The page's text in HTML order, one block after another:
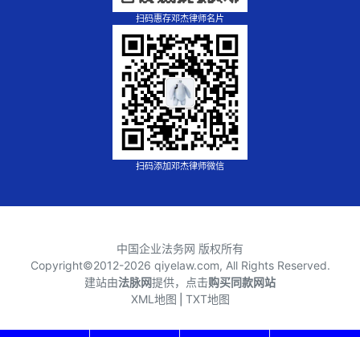
扫码惠存邓杰律师名片
扫码添加邓杰律师微信
中国企业法务网 版权所有
Copyright©2012-2026 qiyelaw.com, All Rights Reserved.
建站由法脉网提供，点击购买同款网站
XML地图 TXT地图